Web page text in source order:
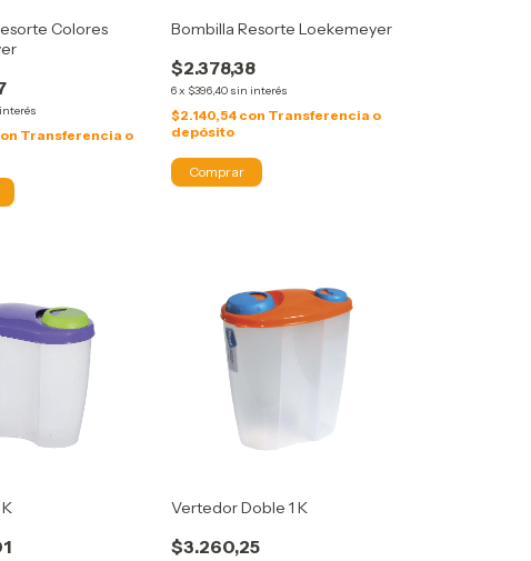
Colores
Transferencia o
Bombilla Resorte Loekemeyer
$2.378,38
6x $396,40 sin interés
$2.140,54 con Transferencia o
depósito
Vertedor Doble 1 K
$3.260,25